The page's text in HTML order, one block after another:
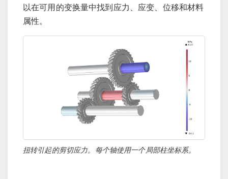
以在可用的变换量中找到应力、应变、位移和材料
属性。
扭转引起的剪切应力。每个轴使用一个局部柱坐标系。